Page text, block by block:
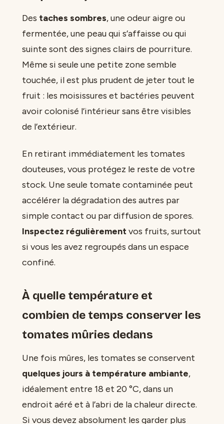
Des taches sombres, une odeur aigre ou
fermentée, une peau qui s’affaisse ou qui
suinte sont des signes clairs de pourriture.
Même si seule une petite zone semble
touchée, il est plus prudent de jeter tout le
fruit : les moisissures et bactéries peuvent
avoir colonisé l’intérieur sans être visibles
de l’extérieur.
En retirant immédiatement les tomates
douteuses, vous protégez le reste de votre
stock. Une seule tomate contaminée peut
accélérer la dégradation des autres par
simple contact ou par diffusion de spores.
Inspectez régulièrementvos fruits, surtout
si vous les avez regroupés dans un espace
confiné.
À quelle température et
combien de temps conserver les
tomates mûries dedans
Une fois mûres, les tomates se conservent
quelques jours à température ambiante,
idéalement entre 18 et 20 °C, dans un
endroit aéré et à l’abri de la chaleur directe.
Si vous devez absolument les garder plus